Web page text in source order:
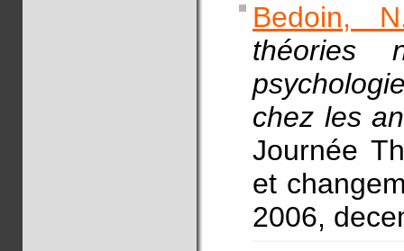
Bedoin,
théories
chez les
Journée
et
2006,